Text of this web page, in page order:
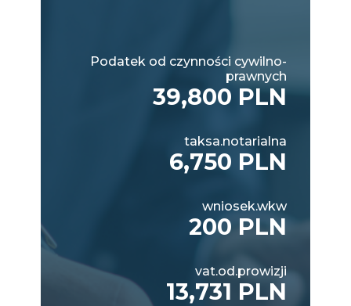
Podatek od czynności cywilno-
prawnych
39,800 PLN
taksa.notarialna
6,750 PLN
wniosek.wkw
200 PLN
vat.od.prowizji
13,731 PLN